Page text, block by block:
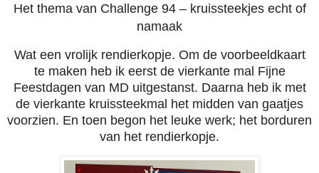
Het thema van Challenge 94 – kruissteekjes echt of
namaak
Wat een vrolijk rendierkopje. Om de voorbeeldkaart
te maken heb ik eerst de vierkante mal Fijne
Feestdagen van MD uitgestanst. Daarna heb ik met
de vierkante kruissteekmal het midden van gaatjes
voorzien. En toen begon het leuke werk; het borduren
van het rendierkopje.